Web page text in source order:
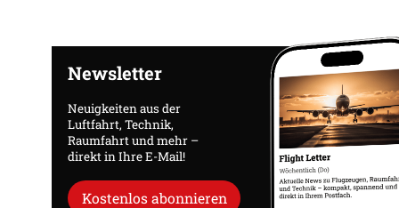
Newsletter
Neuigkeiten aus der
Luftfahrt, Technik,
Raumfahrt und mehr –
direkt in Ihre E-Mail!
Kostenlos abonnieren